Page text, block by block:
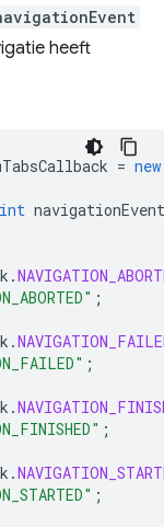
heeft
= new
int navigationEvent
.
;
.
;
.
;
.
;